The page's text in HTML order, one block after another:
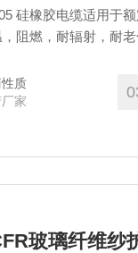
硅橡胶电缆适用于
阻燃，耐辐射，耐
化厂，石油，化工等
质
家
玻璃纤维纱